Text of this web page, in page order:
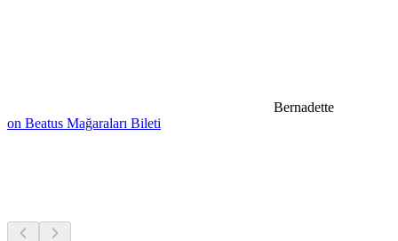
Bernadette
on Beatus Mağaraları Bileti